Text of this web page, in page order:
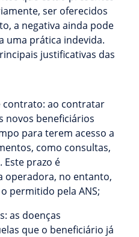
ser oferecidos
a negativa ainda pode
uma prática indevida.
justificativas das
contrato: ao contratar
novos beneficiários
para terem acesso a
como consultas,
Este prazo é
operadora, no entanto,
permitido pela ANS;
as doenças
que o beneficiário já